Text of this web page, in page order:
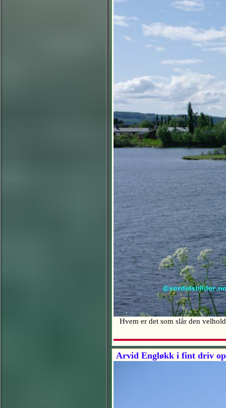
Hvem er det som slår den
Arvid Engløkk i fint driv